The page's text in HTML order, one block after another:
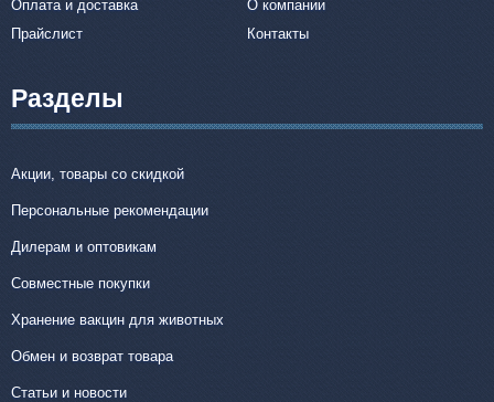
Оплата и доставка
О компании
Прайслист
Контакты
Разделы
Акции, товары со скидкой
Персональные рекомендации
Дилерам и оптовикам
Совместные покупки
Хранение вакцин для животных
Обмен и возврат товара
Статьи и новости